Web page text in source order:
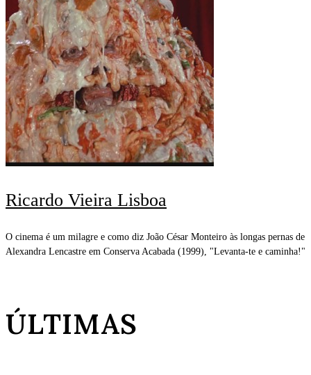
Ricardo Vieira Lisboa
O cinema é um milagre e como diz João César Monteiro às longas pernas de
Alexandra Lencastre em Conserva Acabada (1999), "Levanta-te e caminha!"
ÚLTIMAS